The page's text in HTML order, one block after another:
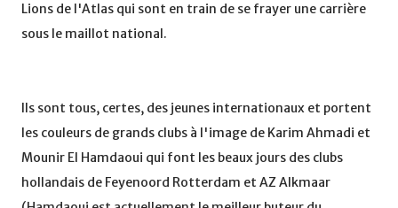
Lions de l'Atlas qui sont en train de se frayer une carrière
sous le maillot national.
Ils sont tous, certes, des jeunes internationaux et portent
les couleurs de grands clubs à l'image de Karim Ahmadi et
Mounir El Hamdaoui qui font les beaux jours des clubs
hollandais de Feyenoord Rotterdam et AZ Alkmaar